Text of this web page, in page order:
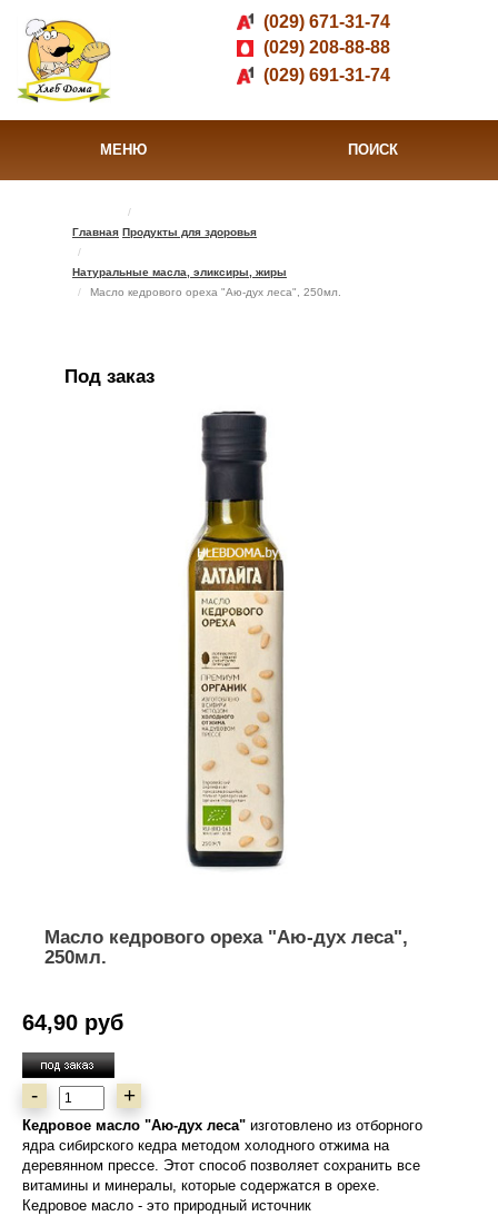
(029) 671-31-74
(029) 208-88-88
(029) 691-31-74
МЕНЮ ПОИСК
Главная Продукты для здоровья
Натуральные масла, эликсиры, жиры
Масло кедрового ореха "Аю-дух леса", 250мл.
Под заказ
Масло кедрового ореха "Аю-дух леса",
250мл.
64,90 руб
- +
Кедровое масло "Аю-дух леса" изготовлено из отборного
ядра сибирского кедра методом холодного отжима на
деревянном прессе. Этот способ позволяет сохранить все
витамины и минералы, которые содержатся в орехе.
Кедровое масло - это природный источник